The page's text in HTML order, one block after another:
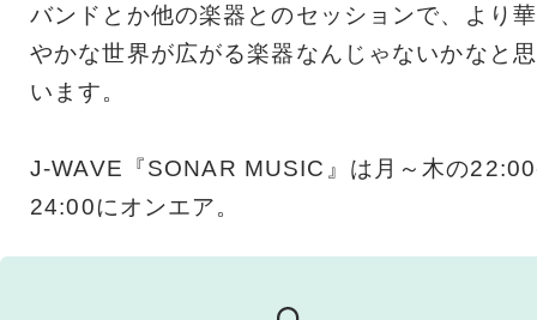
バンドとか他の楽器とのセッションで、より華
やかな世界が広がる楽器なんじゃないかなと思
います。
J-WAVE『SONAR MUSIC』は月～木の
24:00にオンエア。